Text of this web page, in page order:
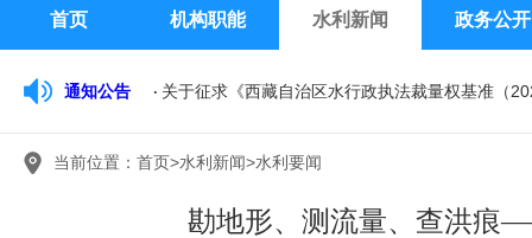
首页 机构职能 水利新闻 政务公开
通知公告 关于征求《西藏自治区水行政执法裁量权基准（
当前位置： 首页>水利新闻>水利要闻
勘地形、测流量、查洪痕